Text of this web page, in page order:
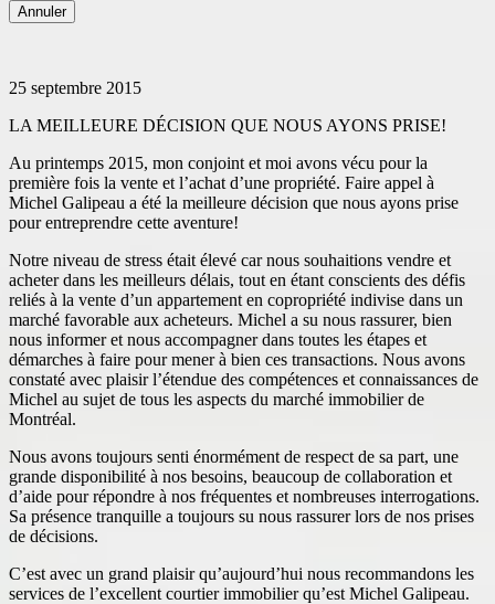
Annuler
25 septembre 2015
LA MEILLEURE DÉCISION QUE NOUS AYONS PRISE!
Au printemps 2015, mon conjoint et moi avons vécu pour la
première fois la vente et l’achat d’une propriété. Faire appel à
Michel Galipeau a été la meilleure décision que nous ayons prise
pour entreprendre cette aventure!
Notre niveau de stress était élevé car nous souhaitions vendre et
acheter dans les meilleurs délais, tout en étant conscients des défis
reliés à la vente d’un appartement en copropriété indivise dans un
marché favorable aux acheteurs. Michel a su nous rassurer, bien
nous informer et nous accompagner dans toutes les étapes et
démarches à faire pour mener à bien ces transactions. Nous avons
constaté avec plaisir l’étendue des compétences et connaissances de
Michel au sujet de tous les aspects du marché immobilier de
Montréal.
Nous avons toujours senti énormément de respect de sa part, une
grande disponibilité à nos besoins, beaucoup de collaboration et
d’aide pour répondre à nos fréquentes et nombreuses interrogations.
Sa présence tranquille a toujours su nous rassurer lors de nos prises
de décisions.
C’est avec un grand plaisir qu’aujourd’hui nous recommandons les
services de l’excellent courtier immobilier qu’est Michel Galipeau.